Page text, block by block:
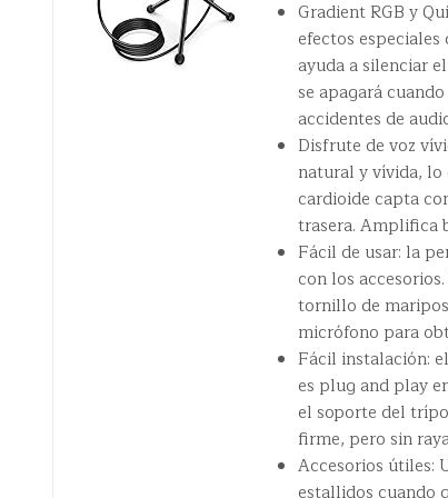
Gradient RGB y
efectos
ayuda a silenciar
se apagará
accidentes de
Disfrute de voz
natural y vívida,
cardioide capta
trasera. Amplifica
Fácil de usar: la
con los
tornillo de
micrófono para
Fácil instalación:
es plug and play
el soporte del
firme, pero sin
Accesorios útiles: